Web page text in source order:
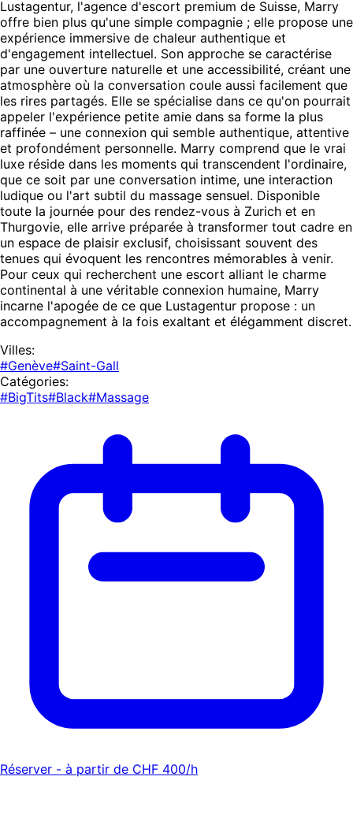
Lustagentur, l'agence d'escort premium de Suisse, Marry
offre bien plus qu'une simple compagnie ; elle propose une
expérience immersive de chaleur authentique et
d'engagement intellectuel. Son approche se caractérise
par une ouverture naturelle et une accessibilité, créant une
atmosphère où la conversation coule aussi facilement que
les rires partagés. Elle se spécialise dans ce qu'on pourrait
appeler l'expérience petite amie dans sa forme la plus
raffinée – une connexion qui semble authentique, attentive
et profondément personnelle. Marry comprend que le vrai
luxe réside dans les moments qui transcendent l'ordinaire,
que ce soit par une conversation intime, une interaction
ludique ou l'art subtil du massage sensuel. Disponible
toute la journée pour des rendez-vous à Zurich et en
Thurgovie, elle arrive préparée à transformer tout cadre en
un espace de plaisir exclusif, choisissant souvent des
tenues qui évoquent les rencontres mémorables à venir.
Pour ceux qui recherchent une escort alliant le charme
continental à une véritable connexion humaine, Marry
incarne l'apogée de ce que Lustagentur propose : un
accompagnement à la fois exaltant et élégamment discret.
Villes:
#Genève#Saint-Gall
Catégories:
#BigTits#Black#Massage
Réserver - à partir de CHF 400/h